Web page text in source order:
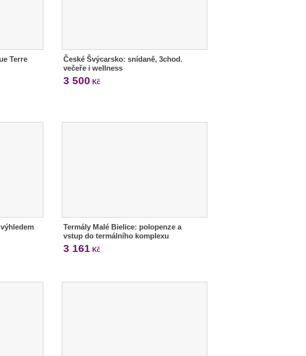
Terre
České Švýcarsko: snídaně, 3chod.
večeře i wellness
3 500 Kč
Termály Malé Bielice: polopenze a
vstup do termálního komplexu
3 161 Kč